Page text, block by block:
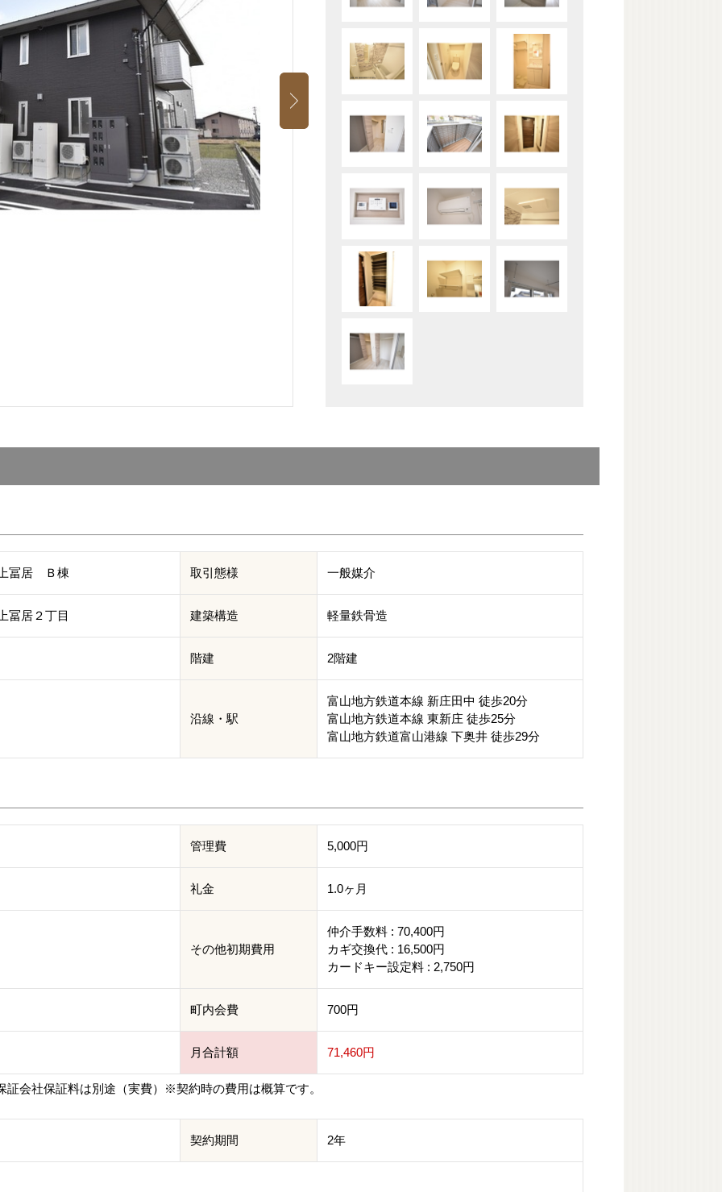
冨居 Ｂ棟 取引態様 一般媒介
冨居２丁目 建築構造 軽量鉄骨造
階建 2階建
沿線・駅
富山地方鉄道本線 新庄田中 徒歩20分
富山地方鉄道本線 東新庄 徒歩25分
富山地方鉄道富山港線 下奥井 徒歩29分
管理費 5,000円
礼金 1.0ヶ月
その他初期費用
仲介手数料 : 70,400円
カギ交換代 : 16,500円
カードキー設定料 : 2,750円
町内会費 700円
月合計額 71,460円
会社保証料は別途（実費）※契約時の費用は概算です。
契約期間 2年